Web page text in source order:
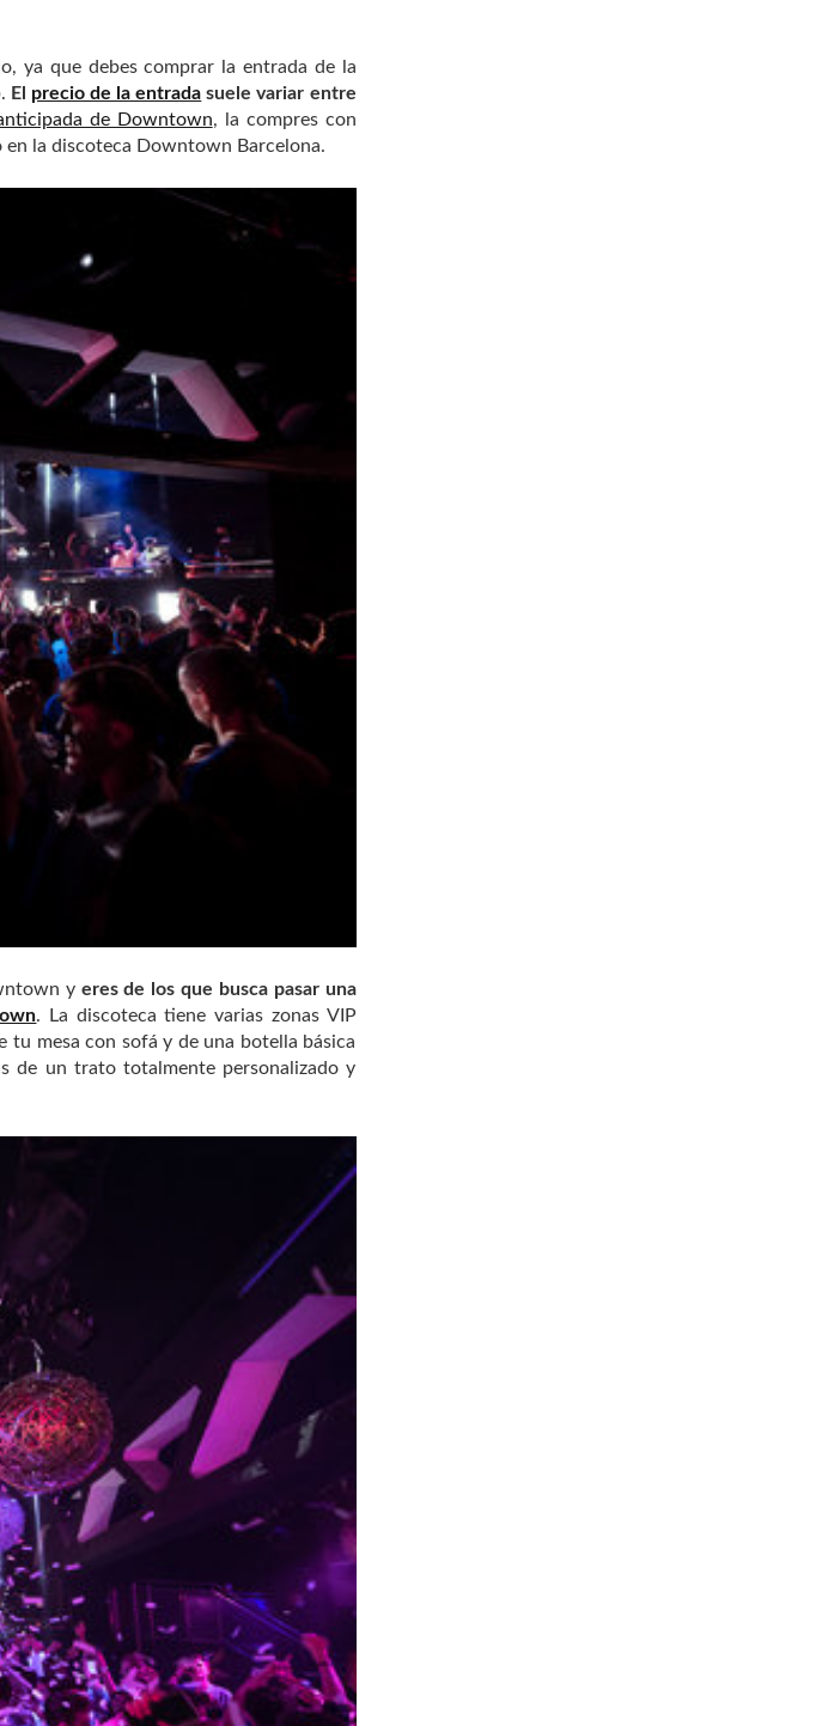
ya que debes comprar la entrada de la
El precio de la entrada suele variar entre
de Downtown, la compres con
en la discoteca Downtown Barcelona.
y eres de los que busca pasar una
. La discoteca tiene varias zonas VIP
mesa con sofá y de una botella básica
de un trato totalmente personalizado y